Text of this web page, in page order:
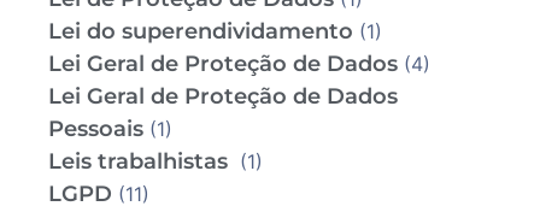
Lei do superendividamento (1)
Lei Geral de Proteção de Dados (4)
Lei Geral de Proteção de Dados
Pessoais (1)
Leis trabalhistas (1)
LGPD (11)